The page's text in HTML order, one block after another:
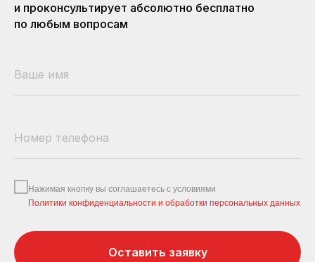
и проконсультирует абсолютно бесплатно
по любым вопросам
Нажимая кнопку вы соглашаетесь с условиями
Политики конфиденциальности и обработки персональных данных
Оставить заявку